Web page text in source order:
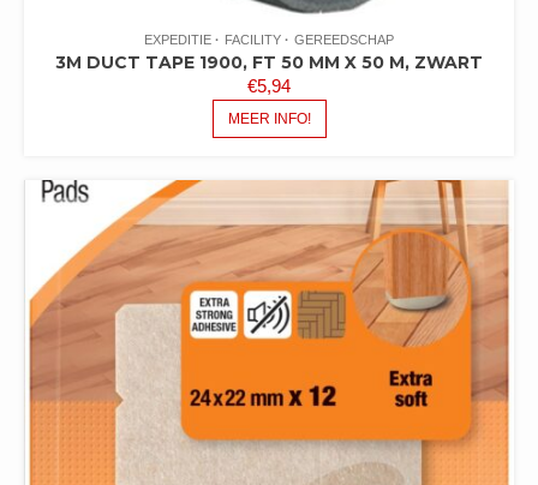
EXPEDITIE FACILITY GEREEDSCHAP
3M DUCT TAPE 1900, FT 50 MM X 50 M, ZWART
€5,94
MEER INFO!